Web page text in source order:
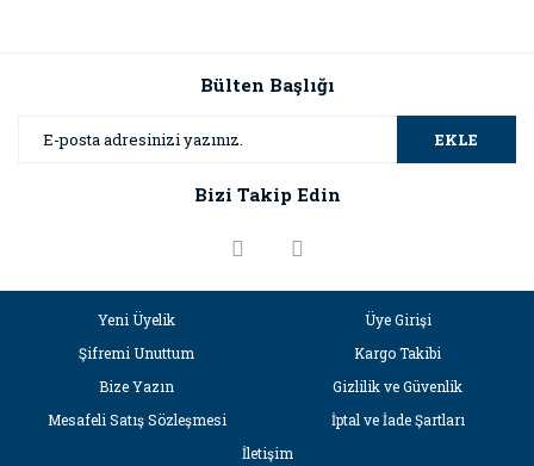
Bülten Başlığı
EKLE
Bizi Takip Edin
Yeni Üyelik
Üye Girişi
Şifremi Unuttum
Kargo Takibi
Bize Yazın
Gizlilik ve Güvenlik
Mesafeli Satış Sözleşmesi
İptal ve İade Şartları
İletişim